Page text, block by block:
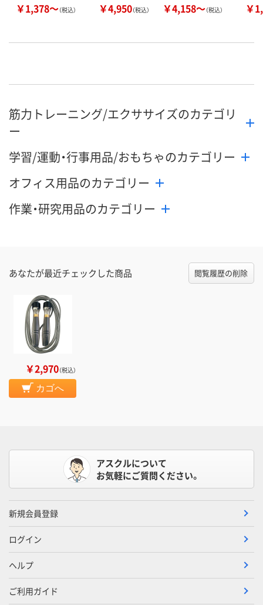
￥1,378～（税込） ￥4,950（税込） ￥4,158～（税込） ￥
筋力トレーニング/エクササイズのカテゴリ
ー
学習/運動・行事用品/おもちゃのカテゴリー
オフィス用品のカテゴリー
作業・研究用品のカテゴリー
あなたが最近チェックした商品 閲覧履歴の削除
￥2,970（税込）
カゴへ
アスクルについて
お気軽にご質問ください。
新規会員登録
ログイン
ヘルプ
ご利用ガイド